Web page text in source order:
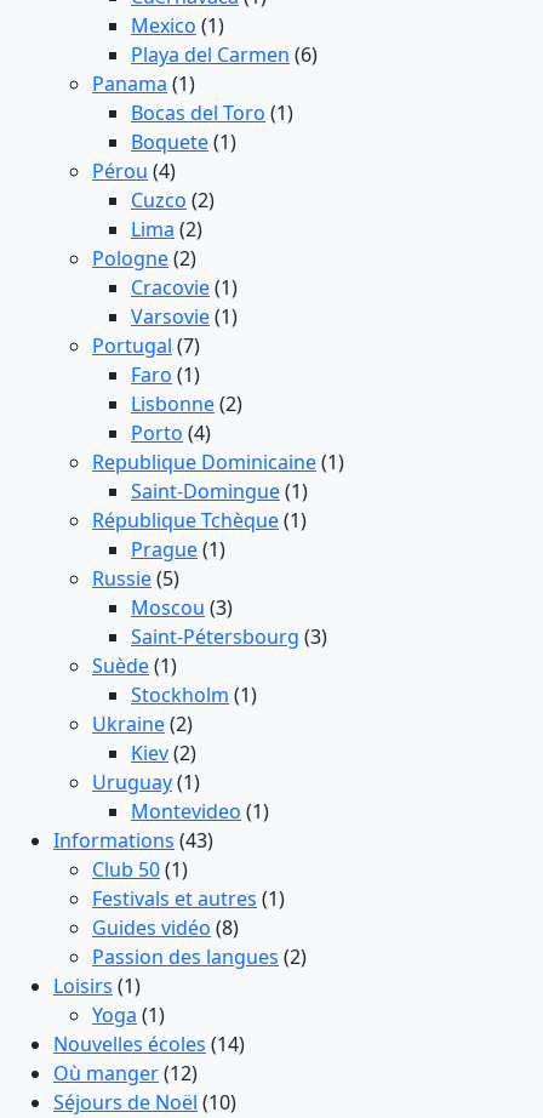
Mexico (1)
Playa del Carmen (6)
Panama (1)
Bocas del Toro (1)
Boquete(1)
Pérou (4)
Cuzco (2)
Lima (2)
Pologne(2)
Cracovie(1)
Varsovie(1)
Portugal (7)
Faro (1)
Lisbonne(2)
Porto (4)
Republique Dominicaine(1)
Saint-Domingue(1)
République Tchèque(1)
Prague(1)
Russie(5)
Moscou (3)
Saint-Pétersbourg (3)
Suède(1)
Stockholm (1)
Ukraine(2)
Kiev(2)
Uruguay(1)
Montevideo (1)
Informations (43)
Club 50(1)
Festivals et autres (1)
Guides vidéo (8)
Passion des langues (2)
Loisirs (1)
Yoga (1)
Nouvelles écoles (14)
Où manger(12)
Séjours de Noël (10)